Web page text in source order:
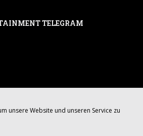
unsere Website und unseren Service zu
TELEGRAM